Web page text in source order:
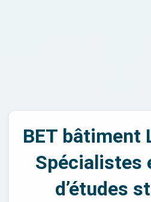
BET bâtiment
Spécialistes
d’études